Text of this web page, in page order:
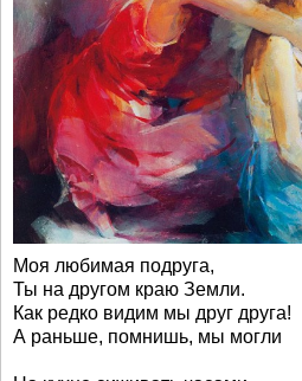
Моя любимая подруга,
Ты на другом краю Земли.
Как редко видим мы друг друга!
А раньше, помнишь, мы могли